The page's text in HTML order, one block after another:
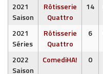
2021
Saison
Rôtisserie
Quattro
14
2021
Séries
Rôtisserie
Quattro
6
2022
Saison
ComediHA! 0